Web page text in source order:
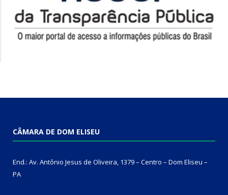
CÂMARA DE DOM ELISEU
End.: Av. Antônio Jesus de Oliveira, 1379 – Centro – Dom Eliseu –
PA